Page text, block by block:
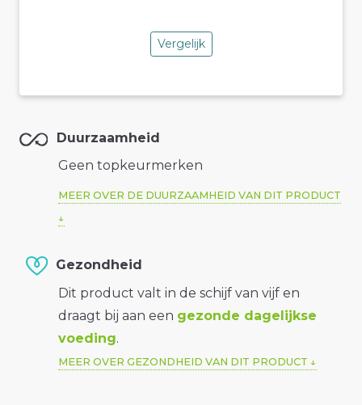
Vergelijk
Duurzaamheid
Geen topkeurmerken
MEER OVER DE DUURZAAMHEID VAN DIT PRODUCT
Gezondheid
Dit product valt in de schijf van vijf en
draagt bij aan een gezonde dagelijkse
voeding.
MEER OVER GEZONDHEID VAN DIT PRODUCT